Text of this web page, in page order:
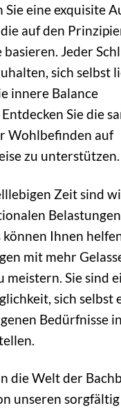
Sie eine exquisite
auf den
Jeder
sich selbst
innere Balance
Sie die
Wohlbefinden auf
zu unterstützen.
Zeit sind
Belastungen
können Ihnen
mit mehr
meistern. Sie sind
sich selbst
Bedürfnisse
die Welt der
unseren sorgfältig